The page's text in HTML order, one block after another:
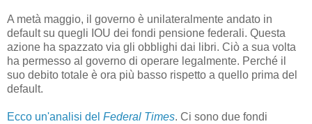
A metà maggio, il governo è unilateralmente andato in
default su quegli IOU dei fondi pensione federali. Questa
azione ha spazzato via gli obblighi dai libri. Ciò a sua volta
ha permesso al governo di operare legalmente. Perché il
suo debito totale è ora più basso rispetto a quello prima del
default.
Ecco un'analisi del Federal Times. Ci sono due fondi